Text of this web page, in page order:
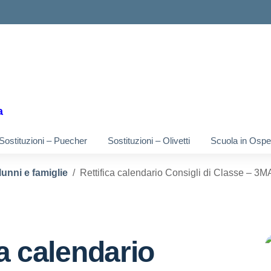
– Puecher Sostituzioni – Olivetti Scuola in
e famiglie Rettifica calendario Consigli di Classe –
calendario